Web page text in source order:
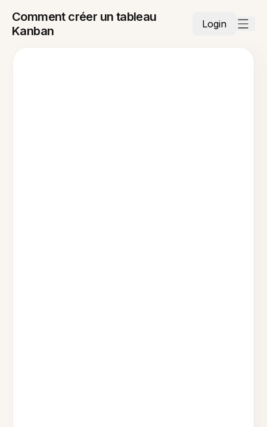
Comment créer un tableau
Kanban
Login